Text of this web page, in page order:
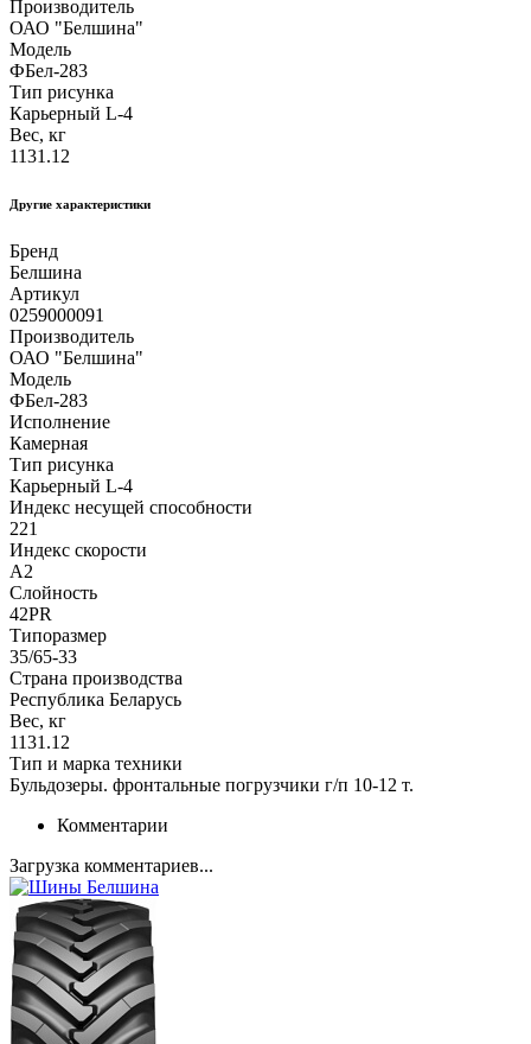
Производитель
ОАО "Белшина"
Модель
ФБел-283
Тип рисунка
Карьерный L-4
Вес, кг
1131.12
Другие xарактеристики
Бренд
Белшина
Артикул
0259000091
Производитель
ОАО "Белшина"
Модель
ФБел-283
Исполнение
Камерная
Тип рисунка
Карьерный L-4
Индекс несущей способности
221
Индекс скорости
A2
Слойность
42PR
Типоразмер
35/65-33
Страна производства
Республика Беларусь
Вес, кг
1131.12
Тип и марка техники
Бульдозеры. фронтальные погрузчики г/п 10-12 т.
Комментарии
Загрузка комментариев...